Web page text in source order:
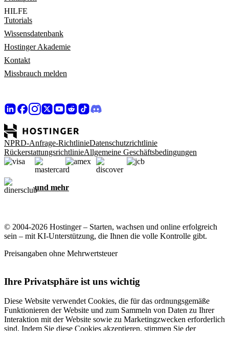
HILFE
Tutorials
Wissensdatenbank
Hostinger Akademie
Kontakt
Missbrauch melden
NPRD-Anfrage-RichtlinieDatenschutzrichtlinie
RückerstattungsrichtlinieAllgemeine Geschäftsbedingungen
und mehr
© 2004-2026 Hostinger – Starten, wachsen und online erfolgreich
sein – mit KI-Unterstützung, die Ihnen die volle Kontrolle gibt.
Preisangaben ohne Mehrwertsteuer
Ihre Privatsphäre ist uns wichtig
Diese Website verwendet Cookies, die für das ordnungsgemäße
Funktionieren der Website und zum Sammeln von Daten zu Ihrer
Interaktion mit der Website sowie zu Marketingzwecken erforderlich
sind. Indem Sie diese Cookies akzeptieren, stimmen Sie der